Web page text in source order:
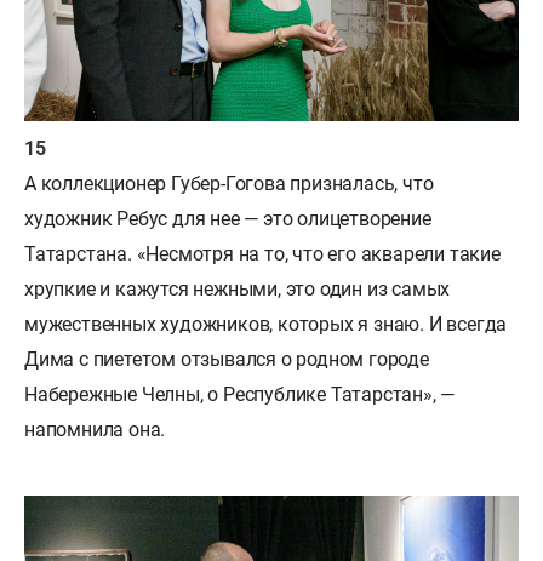
А коллекционер Губер-Гогова призналась, что
художник Ребус для нее — это олицетворение
Татарстана. «Несмотря на то, что его акварели такие
хрупкие и кажутся нежными, это один из самых
мужественных художников, которых я знаю. И всегда
Дима с пиететом отзывался о родном городе
Набережные Челны, о Республике Татарстан», —
напомнила она.